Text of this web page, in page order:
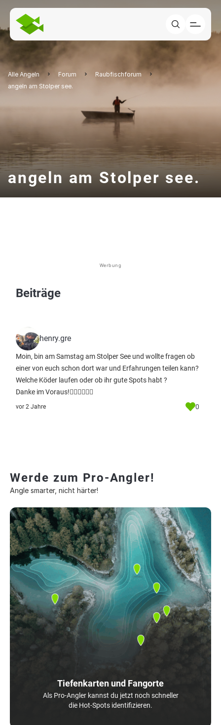
Alle Angeln Forum
Raubfischforum
angeln am Stolper see.
angeln am Stolper see.
Werbung
Beiträge
henry.gre
Moin, bin am Samstag am Stolper See und wollte fragen ob
einer von euch schon dort war und Erfahrungen teilen kann?
Welche Köder laufen oder ob ihr gute Spots habt ?
Danke im Voraus!🙋🏼‍♂️🙋🏼‍♂️
vor 2 Jahre 0
Werde zum Pro-Angler!
Angle smarter, nicht härter!
Tiefenkarten und Fangorte
Als Pro-Angler kannst du jetzt noch schneller
die Hot-Spots identifizieren.